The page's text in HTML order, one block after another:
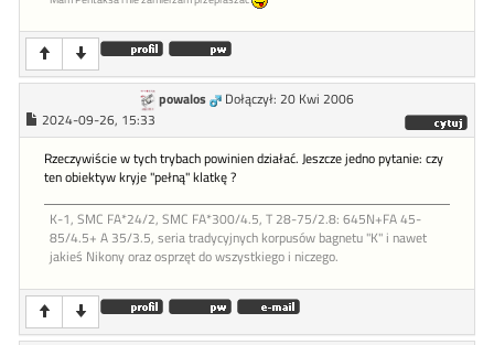
powalos
Dołączył: 20 Kwi 2006
2024-09-26, 15:33
Rzeczywiście w tych trybach powinien działać. Jeszcze jedno pytanie: czy
ten obiektyw kryje "pełną" klatkę ?
K-1, SMC FA*24/2, SMC FA*300/4.5, T 28-75/2.8: 645N+FA 45-
85/4.5+ A 35/3.5, seria tradycyjnych korpusów bagnetu "K" i nawet
jakieś Nikony oraz osprzęt do wszystkiego i niczego.